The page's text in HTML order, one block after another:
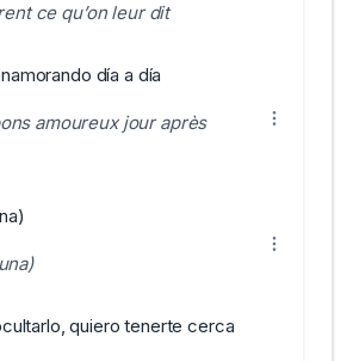
ce qu’on leur dit
día a día
amoureux jour après
quiero tenerte cerca